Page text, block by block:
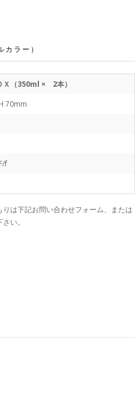
カラー）
（350ml × 2本）
70mm
f
は下記お問い合わせフォーム、または
い。